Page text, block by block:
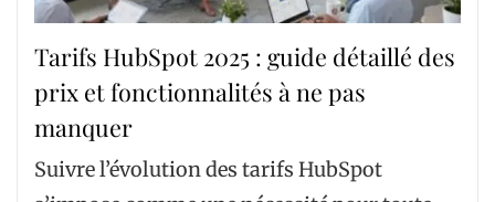
Tarifs HubSpot 2025 : guide détaillé des
prix et fonctionnalités à ne pas
manquer
Suivre l’évolution des tarifs HubSpot